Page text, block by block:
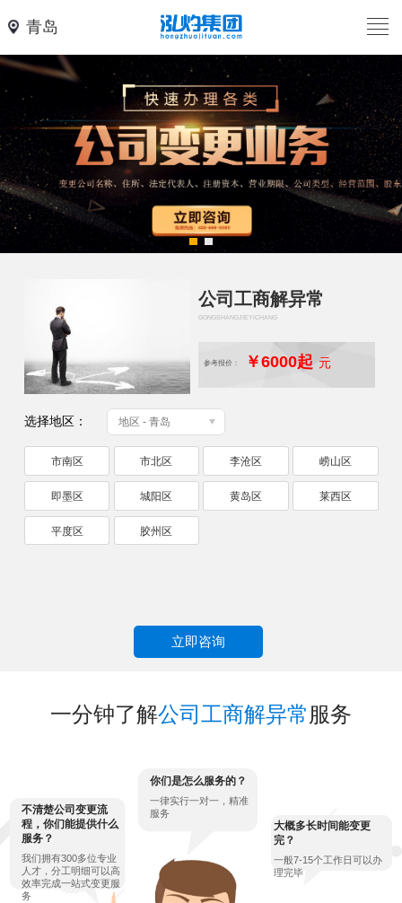
青岛
公司工商解异常
GONGSHANGJIEYICHANG
选择地区： 地区 - 青岛
市南区 市北区 李沧区 崂山区
即墨区 城阳区 黄岛区 莱西区
平度区 胶州区
参考报价： ￥6000起 元
立即咨询
一分钟了解公司工商解异常服务
不清楚公司变更流
程，你们能提供什么
服务？
我们拥有300多位专业
人才，分工明细可以高
效率完成一站式变更服
务
你们是怎么服务的？
一律实行一对一，精准
服务
大概多长时间能变更
完？
一般7-15个工作日可以办
理完毕